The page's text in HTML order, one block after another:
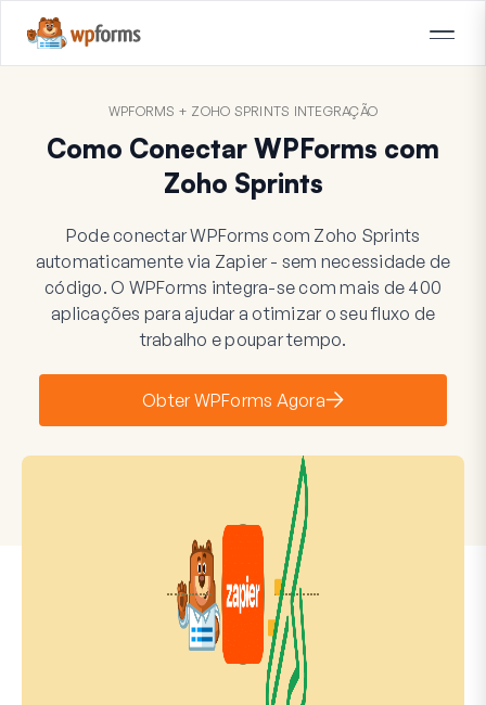
WPFORMS + ZOHO SPRINTS INTEGRAÇÃO
Como Conectar WPForms com
Zoho Sprints
Pode conectar WPForms com Zoho Sprints
automaticamente via Zapier - sem necessidade de
código. O WPForms integra-se com mais de 400
aplicações para ajudar a otimizar o seu fluxo de
trabalho e poupar tempo.
Obter WPForms Agora